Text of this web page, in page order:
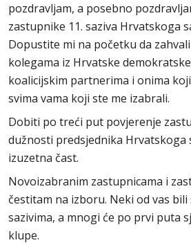
pozdravljam, a posebno
zastupnike 11. saziva Hrvatskoga
Dopustite mi na početku da
kolegama iz Hrvatske
koalicijskim partnerima i onima
svima vama koji ste me izabrali.
Dobiti po treći put povjerenje
dužnosti predsjednika Hrvatskoga
izuzetna čast.
Novoizabranim zastupnicama i
čestitam na izboru. Neki od vas
sazivima, a mnogi će po prvi puta
klupe.